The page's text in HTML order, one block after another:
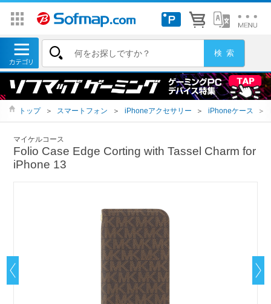
トップ ＞ スマートフォン ＞ iPhoneアクセサリー ＞ iPhoneケース ＞
マイケルコース
Folio Case Edge Corting with Tassel Charm for
iPhone 13